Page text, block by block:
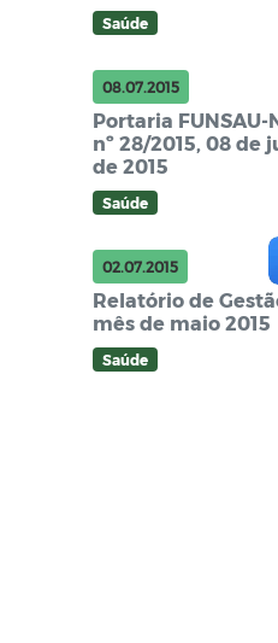
Saúde
08.07.2015
Portaria FUNSAU-
nº 28/2015, 08 de
de 2015
Saúde
02.07.2015
Relatório de
mês de maio 2015
Saúde